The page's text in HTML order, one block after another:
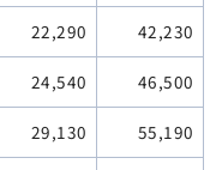
22,290 42,230
24,540 46,500
29,130 55,190